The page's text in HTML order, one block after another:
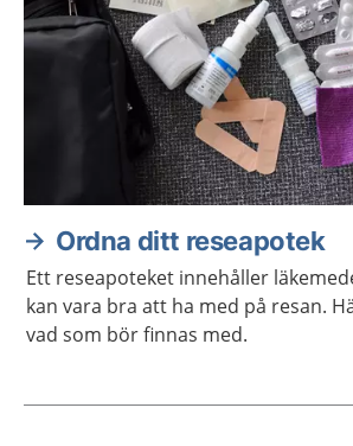
Ordna ditt reseapotek
Ett reseapoteket innehåller
kan vara bra att ha med på resan.
vad som bör finnas med.